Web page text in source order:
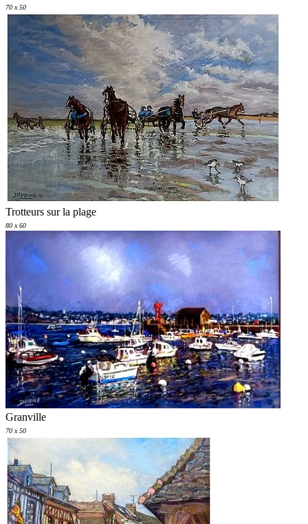
70 x 50
Trotteurs sur la plage
80 x 60
Granville
70 x 50